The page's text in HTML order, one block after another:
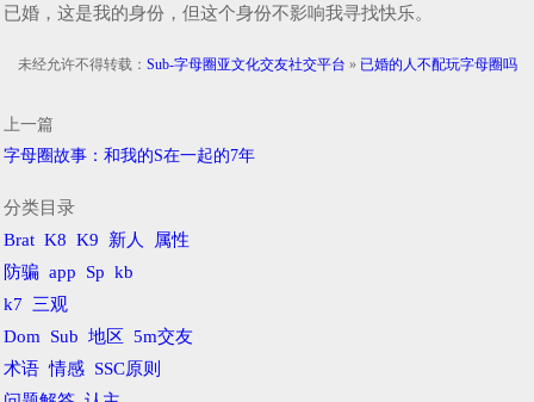
已婚，这是我的身份，但这个身份不影响我寻找快乐。
未经允许不得转载： Sub-字母圈亚文化交友社交平台 » 已婚的人不配玩字母圈吗
上一篇
字母圈故事：和我的S在一起的7年
分类目录
Brat K8 K9 新人
属性
防骗 app Sp kb
k7
三观
Dom
Sub 地区
5m交友
术语 情感 SSC原则